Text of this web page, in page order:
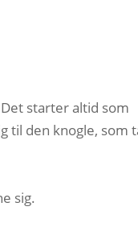
starter altid som
til den knogle, som
sig.